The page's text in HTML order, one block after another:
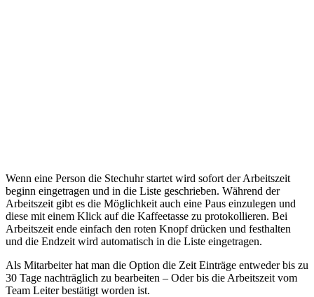
Wenn eine Person die Stechuhr startet wird sofort der Arbeitszeit
beginn eingetragen und in die Liste geschrieben. Während der
Arbeitszeit gibt es die Möglichkeit auch eine Paus einzulegen und
diese mit einem Klick auf die Kaffeetasse zu protokollieren. Bei
Arbeitszeit ende einfach den roten Knopf drücken und festhalten
und die Endzeit wird automatisch in die Liste eingetragen.
Als Mitarbeiter hat man die Option die Zeit Einträge entweder bis zu
30 Tage nachträglich zu bearbeiten – Oder bis die Arbeitszeit vom
Team Leiter bestätigt worden ist.